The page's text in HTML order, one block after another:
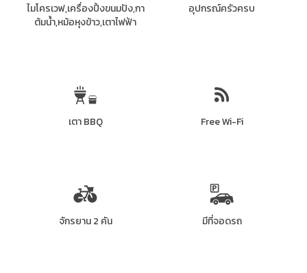
ไมโครเวฟ,เครื่องปิ้งขนมปัง,กา
ต้มน้ำ,หม้อหุงข้าว,เตาไฟฟ้า
อุปกรณ์ครัวครบ
เตา BBQ Free Wi-Fi
จักรยาน 2 คัน มีที่จอดรถ